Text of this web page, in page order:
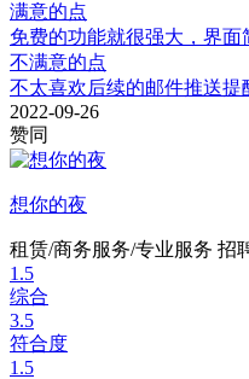
满意的点
免费的功能就很强大，界面
不满意的点
不太喜欢后续的邮件推送提
2022-09-26
赞同
想你的夜
租赁/商务服务/专业服务 招
1.5
综合
3.5
符合度
1.5